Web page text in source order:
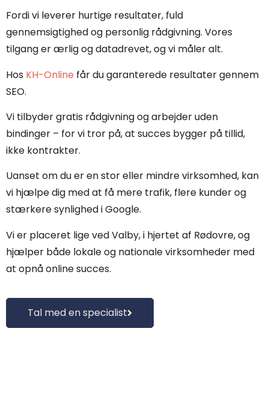
Fordi vi leverer hurtige resultater, fuld
gennemsigtighed og personlig rådgivning. Vores
tilgang er ærlig og datadrevet, og vi måler alt.
Hos KH-Online får du garanterede resultater gennem
SEO.
Vi tilbyder gratis rådgivning og arbejder uden
bindinger – for vi tror på, at succes bygger på tillid,
ikke kontrakter.
Uanset om du er en stor eller mindre virksomhed, kan
vi hjælpe dig med at få mere trafik, flere kunder og
stærkere synlighed i Google.
Vi er placeret lige ved Valby, i hjertet af Rødovre, og
hjælper både lokale og nationale virksomheder med
at opnå online succes.
Tal med en specialist